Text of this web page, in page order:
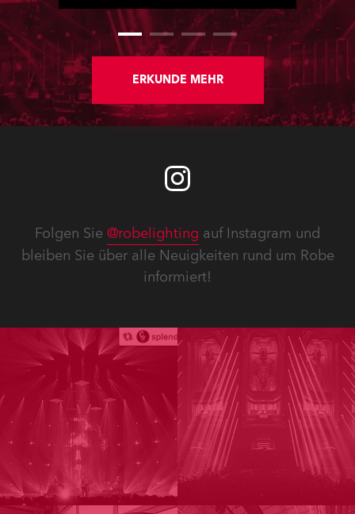
Veranstaltung der Reihe am
Wörthersee in Klagenfurt zum
Einsatz. Ergänzt wurden sie durch
iFORTE, iPAINTE LTM, Spiider und
iSpiider aus dem Mietpark des
Unternehmens.
ERKUNDE MEHR
Folgen Sie @robelighting auf Instagram und
bleiben Sie über alle Neuigkeiten rund um Robe
informiert!